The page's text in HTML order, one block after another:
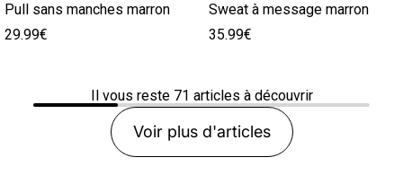
Pull sans manches marron
29.99€
Sweat à message marron
35.99€
Il vous reste 71 articles à découvrir
Voir plus d'articles